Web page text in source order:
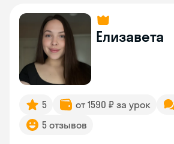
Елизавета
5 от 1590 ₽ за урок
5 отзывов